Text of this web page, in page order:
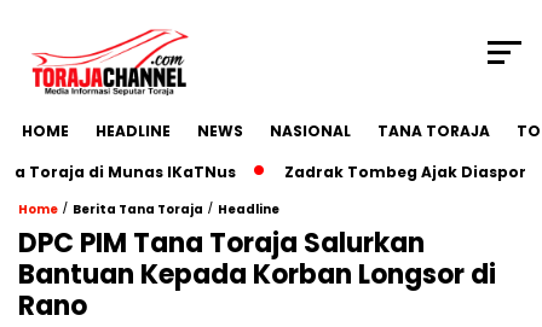
HOME HEADLINE NEWS NASIONAL TANA TORAJA
di Munas IKaTNus
Zadrak Tombeg Ajak Diaspora
Home / Berita Tana Toraja / Headline
DPC PIM Tana Toraja Salurkan
Bantuan Kepada Korban Longsor di
Rano